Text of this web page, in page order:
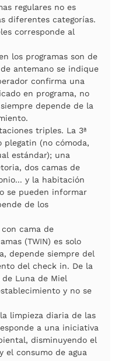
regulares no es
diferentes categorías.
corresponde al
los programas son de
antemano se indique
confirma una
en programa, no
depende de la
triples. La 3ª
(no cómoda,
estándar); una
dos camas de
y la habitación
se pueden informar
de los
cama de
(TWIN) es solo
depende siempre del
del check in. De la
Luna de Miel
y no se
limpieza diaria de las
a una iniciativa
disminuyendo el
el consumo de agua